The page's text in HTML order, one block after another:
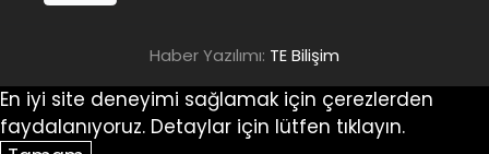
Haber Yazılımı: TE Bilişim
En iyi site deneyimi sağlamak için çerezlerden
faydalanıyoruz. Detaylar için lütfen tıklayın.